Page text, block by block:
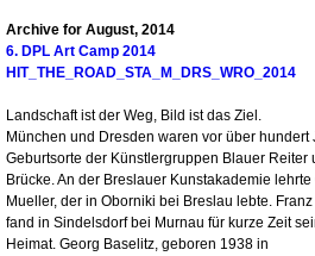
Archive for August, 2014
6. DPL Art Camp 2014
HIT_THE_ROAD_STA_M_DRS_WRO_2014
Landschaft ist der Weg, Bild ist das Ziel.
München und Dresden waren vor über hundert
Geburtsorte der Künstlergruppen Blauer Reiter
Brücke. An der Breslauer Kunstakademie lehrte
Mueller, der in Oborniki bei Breslau lebte.
fand in Sindelsdorf bei Murnau für kurze Zeit
Heimat. Georg Baselitz, geboren 1938 in